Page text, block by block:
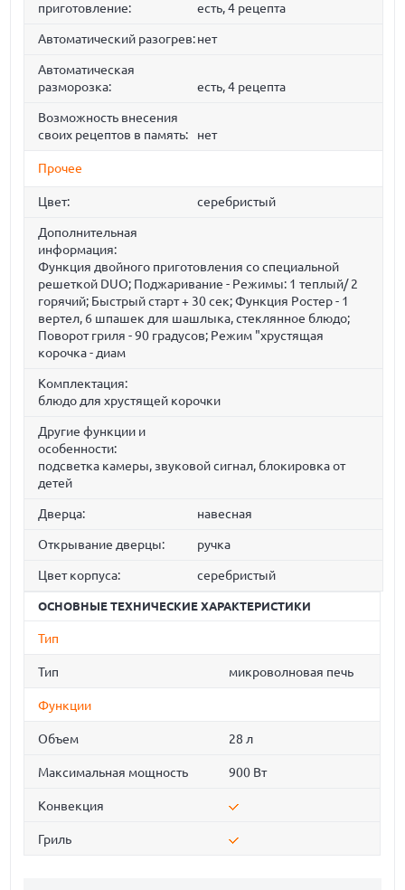
приготовление:
есть, 4 рецепта
Автоматический разогрев:нет
Автоматическая
разморозка:
есть, 4 рецепта
Возможность внесения
своих рецептов в память:
нет
Прочее
Цвет: серебристый
Дополнительная
информация:
Функция двойного приготовления со специальной
решеткой DUO; Поджаривание - Режимы: 1 теплый/ 2
горячий; Быстрый старт + 30 сек; Функция Ростер - 1
вертел, 6 шпашек для шашлыка, стеклянное блюдо;
Поворот гриля - 90 градусов; Режим "хрустящая
корочка - диам
Комплектация:
блюдо для хрустящей корочки
Другие функции и
особенности:
подсветка камеры, звуковой сигнал, блокировка от
детей
Дверца: навесная
Открывание дверцы: ручка
Цвет корпуса: серебристый
ОСНОВНЫЕ ТЕХНИЧЕСКИЕ ХАРАКТЕРИСТИКИ
Тип
Тип микроволновая печь
Функции
Объем 28 л
Максимальная мощность 900 Вт
Конвекция
Гриль